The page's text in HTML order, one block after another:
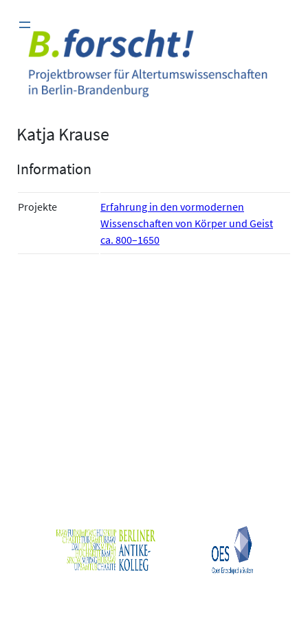
Inhalt
springen
Katja Krause
Information
Projekte
Erfahrung in den vormodernen
Wissenschaften von Körper und Geist
ca. 800–1650